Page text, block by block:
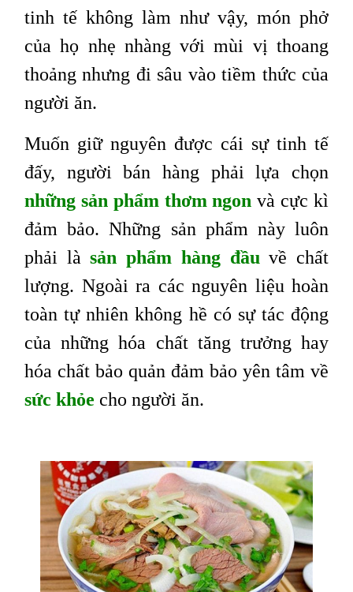
tinh tế không làm như vậy, món phở
của họ nhẹ nhàng với mùi vị thoang
thoảng nhưng đi sâu vào tiềm thức của
người ăn.
Muốn giữ nguyên được cái sự tinh tế
đấy, người bán hàng phải lựa chọn
những sản phẩm thơm ngon và cực kì
đảm bảo. Những sản phẩm này luôn
phải làsản phẩm hàng đầu về chất
lượng. Ngoài ra các nguyên liệu hoàn
toàn tự nhiên không hề có sự tác động
của những hóa chất tăng trưởng hay
hóa chất bảo quản đảm bảo yên tâm về
sức khỏe cho người ăn.